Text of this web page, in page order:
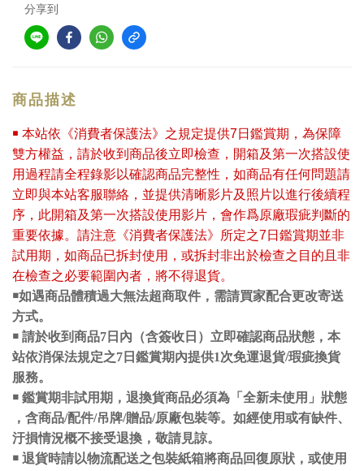
分享到
商品描述
￭ 本站依《消費者保護法》之規定提供7日鑑賞期，為保障
雙方權益，請於收到商品後立即檢查，開箱及第一次搭設使
用過程請全程錄影以確認商品完整性，如商品有任何問題請
立即與本站客服聯絡，並提供清晰影片及照片以進行後續程
序，此開箱及第一次搭設使用影片，會作爲原廠瑕疵判斷的
重要依據。請注意《消費者保護法》所定之7日鑑賞期並非
試用期，如商品已拆封使用，或拆封非出於檢查之目的且非
在檢查之必要範圍內者，將不得退貨。
￭如遇商品體積過大無法超商取件，需請買家配合更改寄送
方式。
￭ 請於收到商品7日內（含簽收日）立即確認商品狀態，本
站依消保法規定之7日鑑賞期內提供1次免運退貨/瑕疵換貨
服務。
￭ 鑑賞期非試用期，退換貨商品必須為「全新未使用」狀態
，含商品/配件/吊牌/贈品/原廠包裝等。如經使用或有缺件、
汙損情況概不接受退換，敬請見諒。
￭ 退貨時請以物流配送之包裝紙箱將商品回復原狀，或使用